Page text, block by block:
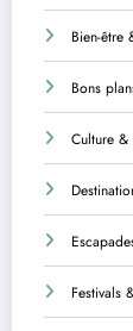
Bien-être
Bons
Culture &
Festivals